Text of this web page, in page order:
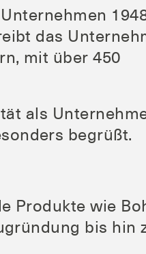
das
mit über 450
als
begrüßt.
Pro­duk­te wie
bis hin